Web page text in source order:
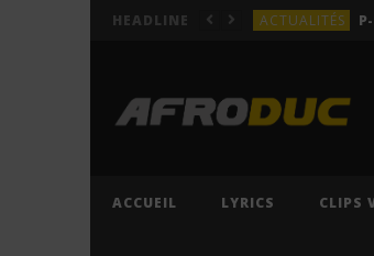
HEADLINE ACTUALITÉS
LYRICS Lil Jay
ACTUALITÉS
ACCUEIL LYRICS CLIPS